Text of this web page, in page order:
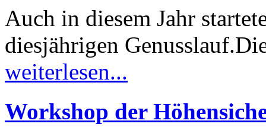
Auch in diesem Jahr
diesjährigen
weiterlesen...
Workshop der